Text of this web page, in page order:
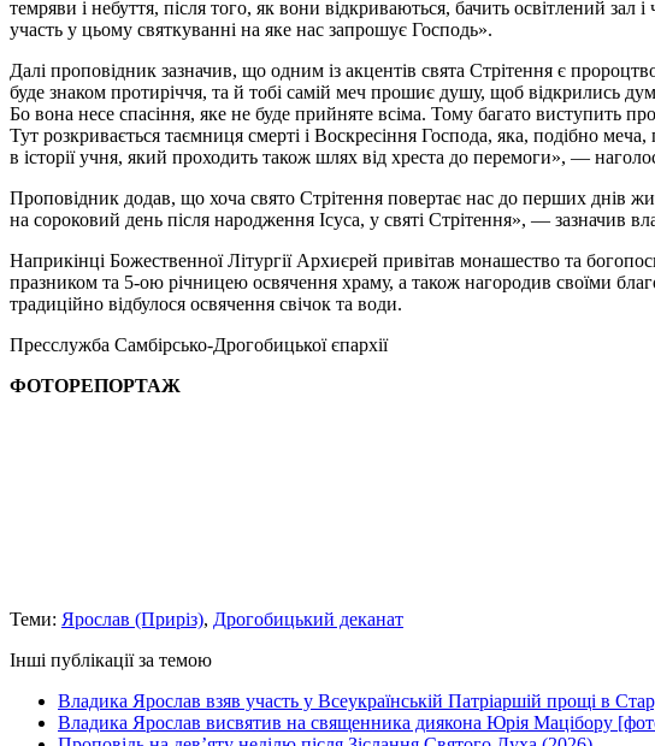
темряви і небуття, після того, як вони відкриваються, бачить освітлений зал
участь у цьому святкуванні на яке нас запрошує Господь».
Далі проповідник зазначив, що одним із акцентів свята Стрітення є
буде знаком протиріччя, та й тобі самій меч прошиє душу, щоб відкрились
Бо вона несе спасіння, яке не буде прийняте всіма. Тому багато виступить
Тут розкривається таємниця смерті і Воскресіння Господа, яка, подібно
в історії учня, який проходить також шлях від хреста до перемоги», —
Проповідник додав, що хоча свято Стрітення повертає нас до перших днів
на сороковий день після народження Ісуса, у святі Стрітення», — зазначив
Наприкінці Божественної Літургії Архиєрей привітав монашество та
празником та 5-ою річницею освячення храму, а також нагородив своїми
традиційно відбулося освячення свічок та води.
Пресслужба Самбірсько-Дрогобицької єпархії
ФОТОРЕПОРТАЖ
Теми: Ярослав (Приріз), Дрогобицький деканат
Інші публікації за темою
Владика Ярослав взяв участь у Всеукраїнській Патріаршій прощі в
Владика Ярослав висвятив на священника диякона Юрія Мацібору